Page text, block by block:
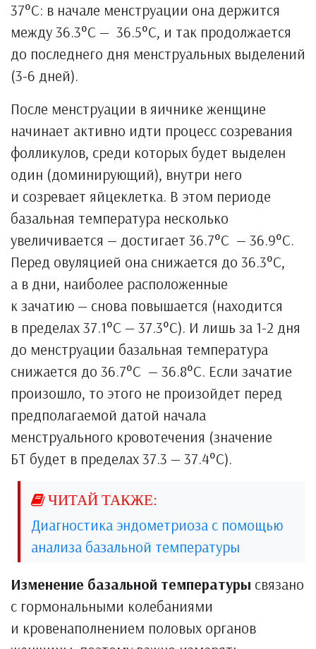
37°C: в начале менструации она держится
между 36.3°C — 36.5°C, и так продолжается
до последнего дня менструальных выделений
(3-6 дней).
После менструации в яичнике женщине
начинает активно идти процесс созревания
фолликулов, среди которых будет выделен
один (доминирующий), внутри него
и созревает яйцеклетка. В этом периоде
базальная температура несколько
увеличивается — достигает 36.7°C — 36.9°C.
Перед овуляцией она снижается до 36.3°C,
а в дни, наиболее расположенные
к зачатию — снова повышается (находится
в пределах 37.1°C — 37.3°C). И лишь за 1-2 дня
до менструации базальная температура
снижается до 36.7°C — 36.8°C. Если зачатие
произошло, то этого не произойдет перед
предполагаемой датой начала
менструального кровотечения (значение
БТ будет в пределах 37.3 — 37.4°C).
Диагностика эндометриоза с помощью
анализа базальной температуры
Изменение базальной температуры связано
с гормональными колебаниями
и кровенаполнением половых органов